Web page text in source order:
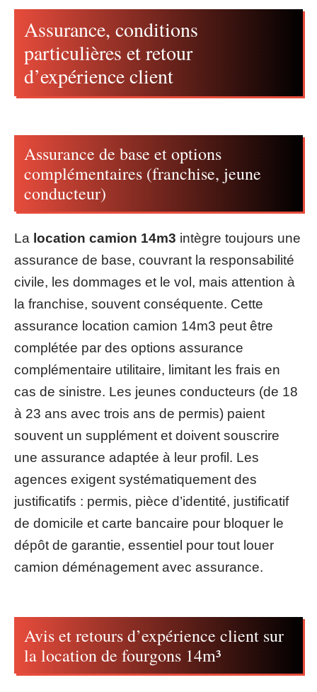
Assurance, conditions
particulières et retour
d’expérience client
Assurance de base et options
complémentaires (franchise, jeune
conducteur)
La location camion 14m3 intègre toujours une
assurance de base, couvrant la responsabilité
civile, les dommages et le vol, mais attention à
la franchise, souvent conséquente. Cette
assurance location camion 14m3 peut être
complétée par des options assurance
complémentaire utilitaire, limitant les frais en
cas de sinistre. Les jeunes conducteurs (de 18
à 23 ans avec trois ans de permis) paient
souvent un supplément et doivent souscrire
une assurance adaptée à leur profil. Les
agences exigent systématiquement des
justificatifs : permis, pièce d’identité, justificatif
de domicile et carte bancaire pour bloquer le
dépôt de garantie, essentiel pour tout louer
camion déménagement avec assurance.
Avis et retours d’expérience client sur
la location de fourgons 14m³